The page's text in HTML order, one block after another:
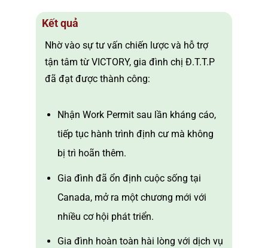
Kết quả
Nhờ vào sự tư vấn chiến lược và hỗ trợ
tận tâm từ VICTORY, gia đình chị Đ.T.T.P
đã đạt được thành công:
Nhận Work Permit sau lần kháng cáo,
tiếp tục hành trình định cư mà không
bị trì hoãn thêm.
Gia đình đã ổn định cuộc sống tại
Canada, mở ra một chương mới với
nhiều cơ hội phát triển.
Gia đình hoàn toàn hài lòng với dịch vụ